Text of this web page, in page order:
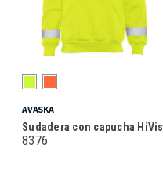
AVASKA
Sudadera con capucha HiVis
8376